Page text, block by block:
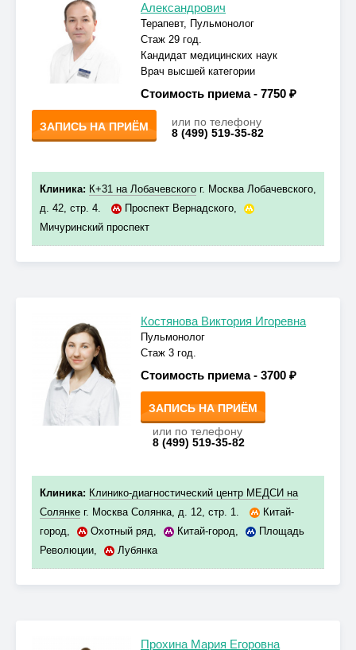
Александрович
Терапевт, Пульмонолог
Стаж 29 год.
Кандидат медицинских наук
Врач высшей категории
Стоимость приема - 7750 ₽
ЗАПИСЬ НА ПРИЁМ
или по телефону
8 (499) 519-35-82
Клиника: К+31 на Лобачевского г. Москва Лобачевского,
д. 42, стр. 4.
Проспект Вернадского,
Мичуринский проспект
Костянова Виктория Игоревна
Пульмонолог
Стаж 3 год.
Стоимость приема - 3700 ₽
ЗАПИСЬ НА ПРИЁМ
или по телефону
8 (499) 519-35-82
Клиника: Клинико-диагностический центр МЕДСИ на
Солянке г. Москва Солянка, д. 12, стр. 1.
Китай-
город, Охотный ряд, Китай-город,
Площадь
Революции, Лубянка
Прохина Мария Егоровна